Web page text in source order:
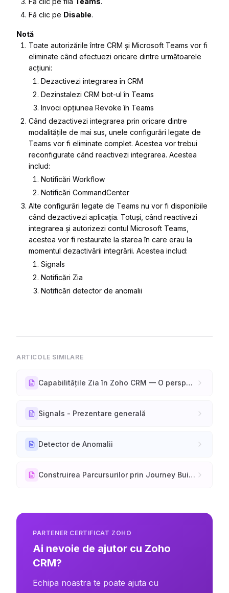
Fă clic pe Disable.
Notă
Toate autorizările între CRM și Microsoft Teams vor fi
eliminate când efectuezi oricare dintre următoarele
acțiuni:
Dezactivezi integrarea în CRM
Dezinstalezi CRM bot-ul în Teams
Invoci opțiunea Revoke în Teams
Când dezactivezi integrarea prin oricare dintre
modalitățile de mai sus, unele configurări legate de
Teams vor fi eliminate complet. Acestea vor trebui
reconfigurate când reactivezi integrarea. Acestea
includ:
Notificări Workflow
Notificări CommandCenter
Alte configurări legate de Teams nu vor fi disponibile
când dezactivezi aplicația. Totuși, când reactivezi
integrarea și autorizezi contul Microsoft Teams,
acestea vor fi restaurate la starea în care erau la
momentul dezactivării integrării. Acestea includ:
Signals
Notificări Zia
Notificări detector de anomalii
ARTICOLE SIMILARE
Capabilitățile Zia în Zoho CRM — O perspectivă
Signals - Prezentare generală
Detector de Anomalii
Construirea Parcursurilor prin Journey Builder
PARTENER CERTIFICAT ZOHO
Ai nevoie de ajutor cu Zoho
CRM?
Echipa noastra te poate ajuta cu